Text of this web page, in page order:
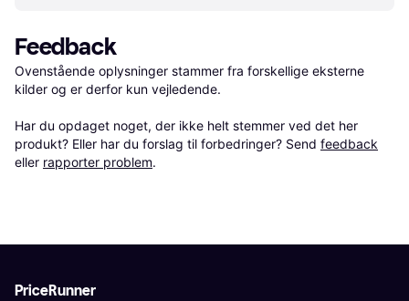
Feedback
Ovenstående oplysninger stammer fra forskellige eksterne
kilder og er derfor kun vejledende.
Har du opdaget noget, der ikke helt stemmer ved det her
produkt? Eller har du forslag til forbedringer? Send feedback
eller rapporter problem.
PriceRunner